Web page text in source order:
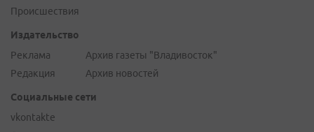
Происшествия
Издательство
Реклама
Редакция
Архив газеты "Владивосток"
Архив новостей
Социальные сети
vkontakte